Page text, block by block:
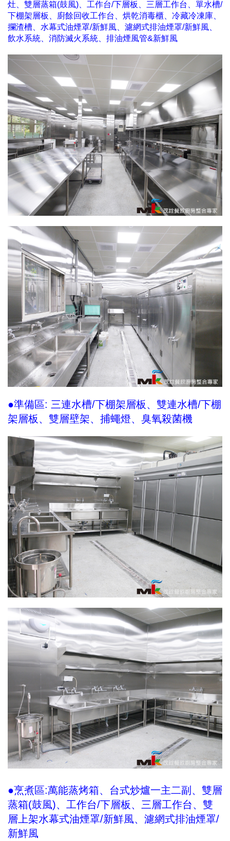
灶
雙層蒸箱(鼓風) 工作台/下層板 三層工作台
單水槽/
下棚架層板
廚餘回收工作台
、烘乾消毒櫃、冷藏冷凍庫、
攔渣槽、水幕式油煙罩/新鮮風 、濾網式排油煙罩/新鮮風
飲水系統、消防滅火系統、排油煙風管&新鮮風
●準備區: 三連水槽/下棚架層板、雙連水槽/下棚
架層板、雙層壁架、捕蠅燈、臭氧殺菌機
●烹煮區:萬能蒸烤箱、台式炒爐一主二副、雙層
蒸箱(鼓風)、工作台/下層板、三層工作台、雙
層上架水幕式油煙罩/新鮮風、濾網式排油煙罩/
新鮮風